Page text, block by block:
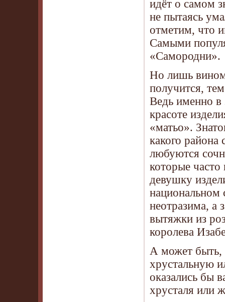
идёт о самом
не пытаясь
отметим, что
Самыми
«Самородни».
Но лишь вином
получится,
Ведь именно в
красоте
«матьо».
какого
любуются
которые
девушку
национальном
неотразима, а
вытяжки из
королева
А может быть,
хрустальную
оказались бы
хрусталя или